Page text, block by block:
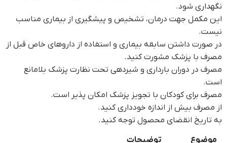
نگهداری شود.
این مکمل جهت درمان، تشخیص و پیشگیری از بیماری مناسب
نیست.
در صورت داشتن سابقه بیماری و استفاده از داروهای خاص قبل از
مصرف با پزشک مشورت کنید.
مصرف در دوران بارداری و شیردهی تحت نظارت پزشک بلامانع
است.
مصرف برای کودکان با تجویز پزشک امکان پذیر است.
از مصرف بیش از اندازه خودداری کنید.
به تاریخ انقضای محصول توجه کنید.
موضوع
توضیحات